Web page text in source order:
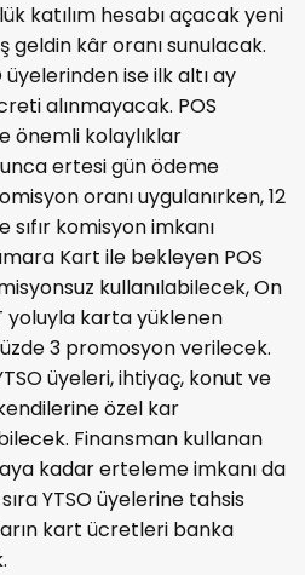
katılım hesabı açacak yeni
geldin kâr oranı sunulacak.
üyelerinden ise ilk altı ay
alınmayacak. POS
önemli kolaylıklar
ertesi gün ödeme
oranı uygulanırken, 12
komisyon imkanı
Kart ile bekleyen POS
kullanılabilecek, On
yoluyla karta yüklenen
3 promosyon verilecek.
üyeleri, ihtiyaç, konut ve
özel kar
Finansman kullanan
kadar erteleme imkanı da
YTSO üyelerine tahsis
kart ücretleri banka